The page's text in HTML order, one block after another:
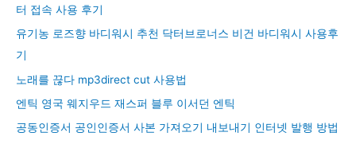
터 접속 사용 후기
유기농 로즈향 바디워시 추천 닥터브로너스 비건 바디워시 사용후
기
노래를 끊다 mp3direct cut 사용법
엔틱 영국 웨지우드 재스퍼 블루 이서던 엔틱
공동인증서 공인인증서 사본 가져오기 내보내기 인터넷 발행 방법